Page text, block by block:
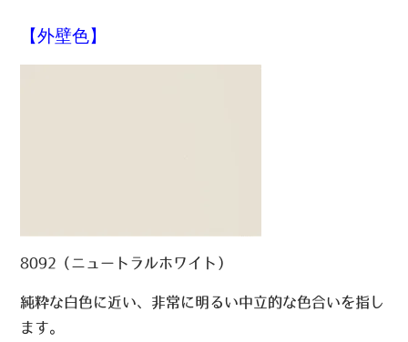
【外壁色】
8092（ニュートラルホワイト）
純粋な白色に近い、非常に明るい中立的な色合いを指し
ます。